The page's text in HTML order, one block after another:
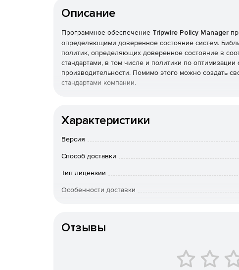
Описание
Программное обеспечение Tripwire Policy Manager
определяющими доверенное состояние систем.
политик, определяющих доверенное состояние в
стандартами, в том числе и политики по
производительности. Помимо этого можно создать
стандартами компании.
Характеристики
Версия
Способ доставки
Тип лицензии
Особенности доставки
Отзывы